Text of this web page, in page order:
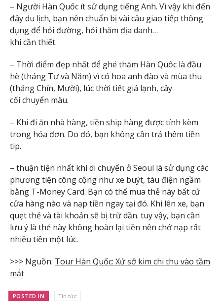
– Người Hàn Quốc ít sử dụng tiếng Anh. Vì vậy khi đến
đây du lịch, bạn nên chuẩn bị vài câu giao tiếp thông
dụng để hỏi đường, hỏi thăm địa danh…
khi cần thiết.
– Thời điểm đẹp nhất để ghé thăm Hàn Quốc là đầu
hè (tháng Tư và Năm) vì có hoa anh đào và mùa thu
(tháng Chín, Mười), lúc thời tiết giá lạnh, cây
cối chuyển màu.
– Khi đi ăn nhà hàng, tiền ship hàng được tính kèm
trong hóa đơn. Do đó, bạn không cần trả thêm tiền
tip.
– thuận tiện nhất khi di chuyển ở Seoul là sử dụng các
phương tiện công cộng như xe buýt, tàu điện ngầm
bằng T-Money Card. Bạn có thể mua thẻ này bất cứ
cửa hàng nào và nạp tiền ngay tại đó. Khi lên xe, bạn
quẹt thẻ và tài khoản sẽ bị trừ dần. tuy vậy, bạn cần
lưu ý là thẻ này không hoàn lại tiền nên chớ nạp rất
nhiều tiền một lúc.
>>> Nguồn: Tour Hàn Quốc: Xứ sở kim chi thu vào tầm
mắt
POSTED IN Tin tức